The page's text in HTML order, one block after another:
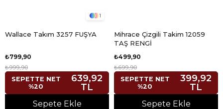
1
Wallace Takım 3257 FUŞYA
₺799,90
₺999,90
SEPETTE NET
%20
639,92
TL
Sepete Ekle
Mihrace Çizgili Takim 12059
TAŞ RENGİ
₺499,90
₺699,90
SEPETTE NET
%20
399,92
TL
Sepete Ekle